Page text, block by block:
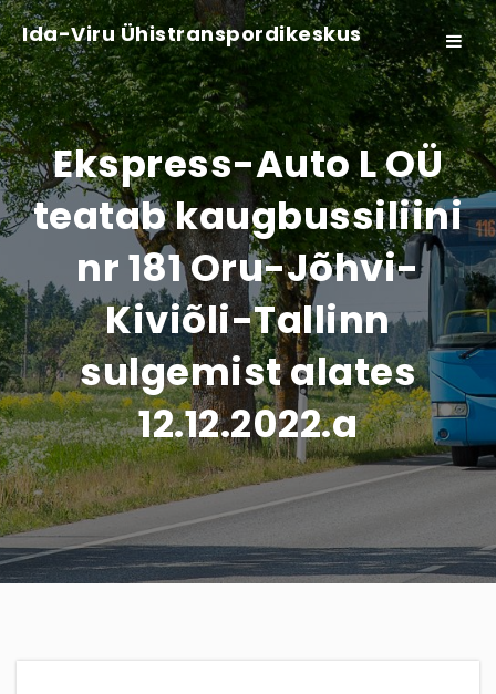
Ida-Viru Ühistranspordikeskus
Toggle
Ekspress-Auto L OÜ
teatab kaugbussiliini
nr 181 Oru-Jõhvi-
Kiviõli-Tallinn
sulgemist alates
12.12.2022.a